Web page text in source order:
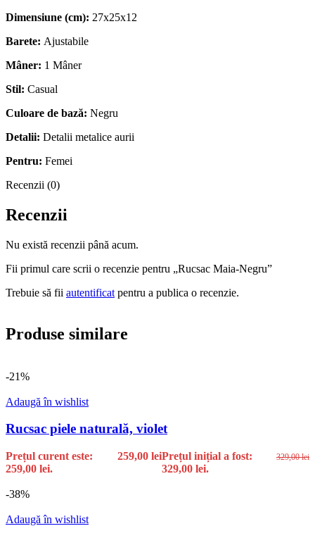
Dimensiune (cm): 27x25x12
Barete: Ajustabile
Mâner: 1 Mâner
Stil: Casual
Culoare de bază: Negru
Detalii: Detalii metalice aurii
Pentru: Femei
Recenzii (0)
Recenzii
Nu există recenzii până acum.
Fii primul care scrii o recenzie pentru „Rucsac Maia-Negru”
Trebuie să fii autentificat pentru a publica o recenzie.
Produse similare
-21%
Adaugă în wishlist
Rucsac piele naturală, violet
329,00lei
Prețul inițial a fost:
329,00 lei.
259,00 lei
Prețul curent este:
259,00 lei.
-38%
Adaugă în wishlist